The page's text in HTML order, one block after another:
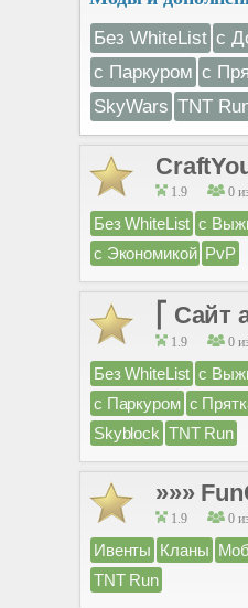
Без WhiteList с
с Паркуром с
SkyWars TNT
1.9 0
Без WhiteList с
с Экономикой PvP
⎡
1.9 0
Без WhiteList с
с Паркуром с
Skyblock TNT Run
»»»
1.9 0
Ивенты Кланы
TNT Run